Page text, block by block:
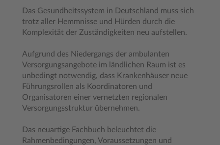
Das Gesundheitssystem in Deutschland muss sich
trotz aller Hemmnisse und Hürden durch die
Komplexität der Zuständigkeiten neu aufstellen.
Aufgrund des Niedergangs der ambulanten
Versorgungsangebote im ländlichen Raum ist es
unbedingt notwendig, dass Krankenhäuser neue
Führungsrollen als Koordinatoren und
Organisatoren einer vernetzten regionalen
Versorgungsstruktur übernehmen.
Das neuartige Fachbuch beleuchtet die
Rahmenbedingungen, Voraussetzungen und